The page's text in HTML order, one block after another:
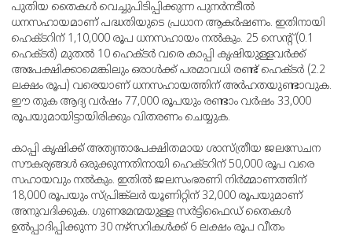
പുതിയ തൈകള്‍ വെച്ചുപിടിപ്പിക്കുന്ന പുനര്‍നടീല്‍
ധനസഹായമാണ് പദ്ധതിയുടെ പ്രധാന ആകര്‍ഷണം. ഇതിനായി
ഹെക്ടറിന് 1,10,000 രൂപ ധനസഹായം നല്‍കും. 25 സെന്റ് (0.1
ഹെക്ടര്‍) മുതല്‍ 10 ഹെക്ടര്‍ വരെ കാപ്പി കൃഷിയുള്ളവര്‍ക്ക്
അപേക്ഷിക്കാമെങ്കിലും ഒരാള്‍ക്ക് പരമാവധി രണ്ട് ഹെക്ടര്‍ (2.2
ലക്ഷം രൂപ) വരെയാണ് ധനസഹായത്തിന് അര്‍ഹതയുണ്ടാവുക.
ഈ തുക ആദ്യ വര്‍ഷം 77,000 രൂപയും രണ്ടാം വര്‍ഷം 33,000
രൂപയുമായിട്ടായിരിക്കും വിതരണം ചെയ്യുക.
കാപ്പി കൃഷിക്ക് അത്യന്താപേക്ഷിതമായ ശാസ്ത്രീയ ജലസേചന
സൗകര്യങ്ങള്‍ ഒരുക്കുന്നതിനായി ഹെക്ടറിന് 50,000 രൂപ വരെ
സഹായവും നല്‍കും. ഇതില്‍ ജലസംഭരണി നിര്‍മ്മാണത്തിന്
18,000 രൂപയും സ്പ്രിങ്ക്‌ലര്‍ യൂണിറ്റിന് 32,000 രൂപയുമാണ്
അനുവദിക്കുക. ഗുണമേന്മയുള്ള സര്‍ട്ടിഫൈഡ് തൈകള്‍
ഉല്‍പ്പാദിപ്പിക്കുന്ന 30 നഴ്‌സറികള്‍ക്ക് 6 ലക്ഷം രൂപ വീതം